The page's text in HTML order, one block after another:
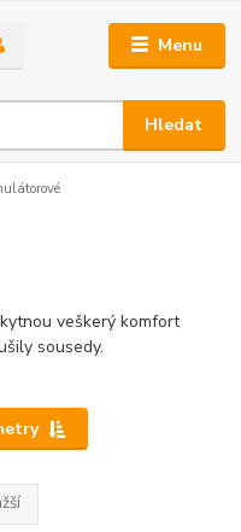
Menu
Hledat
veškerý komfort
sousedy.